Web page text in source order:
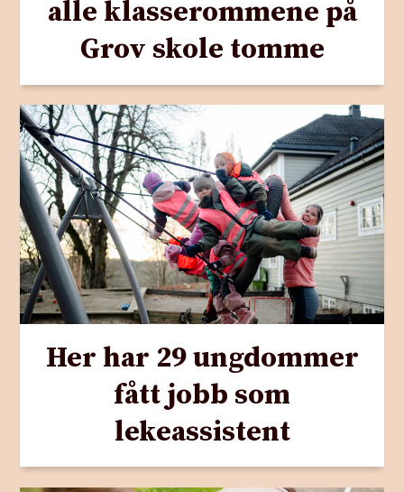
alle klasserommene på
Grov skole tomme
Her har 29 ungdommer
fått jobb som
lekeassistent